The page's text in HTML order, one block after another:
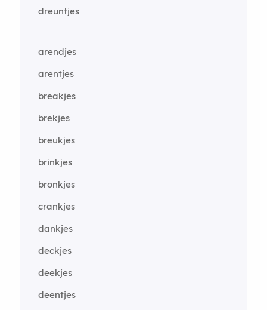
dreuntjes
arendjes
arentjes
breakjes
brekjes
breukjes
brinkjes
bronkjes
crankjes
dankjes
deckjes
deekjes
deentjes